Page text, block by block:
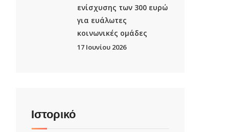
ενίσχυσης των 300 ευρώ
για ευάλωτες
κοινωνικές ομάδες
17 Ιουνίου 2026
Ιστορικό